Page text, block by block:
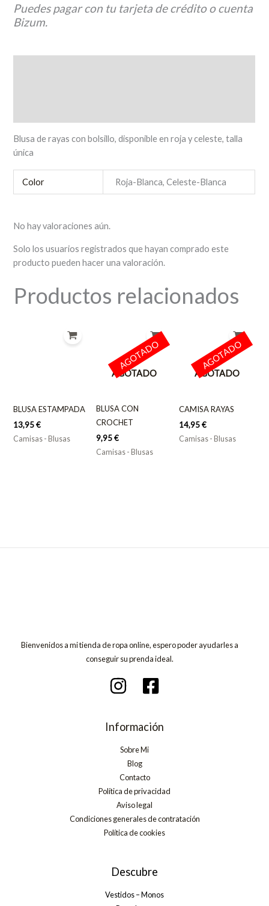
Puedes pagar con tu tarjeta de crédito o cuenta
Bizum.
Blusa de rayas con bolsillo, disponible en roja y celeste, talla
única
Color Roja-Blanca, Celeste-Blanca
No hay valoraciones aún.
Solo los usuarios registrados que hayan comprado este
producto pueden hacer una valoración.
Productos relacionados
BLUSA ESTAMPADA
13,95€
Camisas - Blusas
AGOTADO
BLUSA CON
CROCHET
9,95€
Camisas - Blusas
AGOTADO
AGOTADO
CAMISA RAYAS
14,95€
Camisas - Blusas
AGOTADO
Bienvenidos a mi tienda de ropa online, espero poder ayudarles a
conseguir su prenda ideal.
Información
Sobre Mi
Blog
Contacto
Política de privacidad
Aviso legal
Condiciones generales de contratación
Política de cookies
Descubre
Vestidos – Monos